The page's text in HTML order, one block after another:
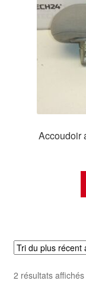
Accoudoir
2 résultats affichés